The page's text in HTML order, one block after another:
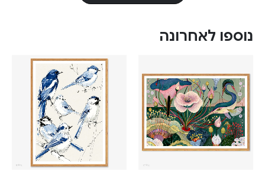
נוספו לאחרונה